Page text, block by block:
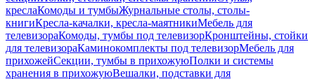
креслаКомоды и тумбыЖурнальные столы, столы-
книгиКресла-качалки, кресла-маятникиМебель для
телевизораКомоды, тумбы под телевизорКронштейны, стойки
для телевизораКаминокомплекты под телевизорМебель для
прихожейСекции, тумбы в прихожуюПолки и системы
хранения в прихожуюВешалки, подставки для